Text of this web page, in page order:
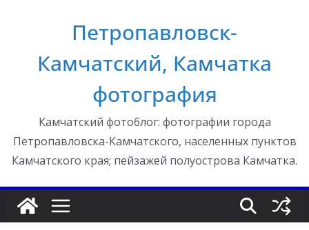
Петропавловск-
Камчатский, Камчатка
фотография
Камчатский фотоблог: фотографии города
Петропавловска-Камчатского, населенных пунктов
Камчатского края; пейзажей полуострова Камчатка.